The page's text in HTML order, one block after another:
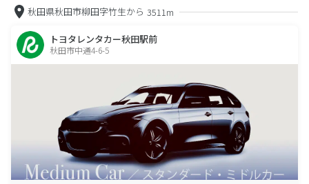
秋田県秋田市柳田字竹生から 3511m
トヨタレンタカー秋田駅前
秋田市中通4-6-5